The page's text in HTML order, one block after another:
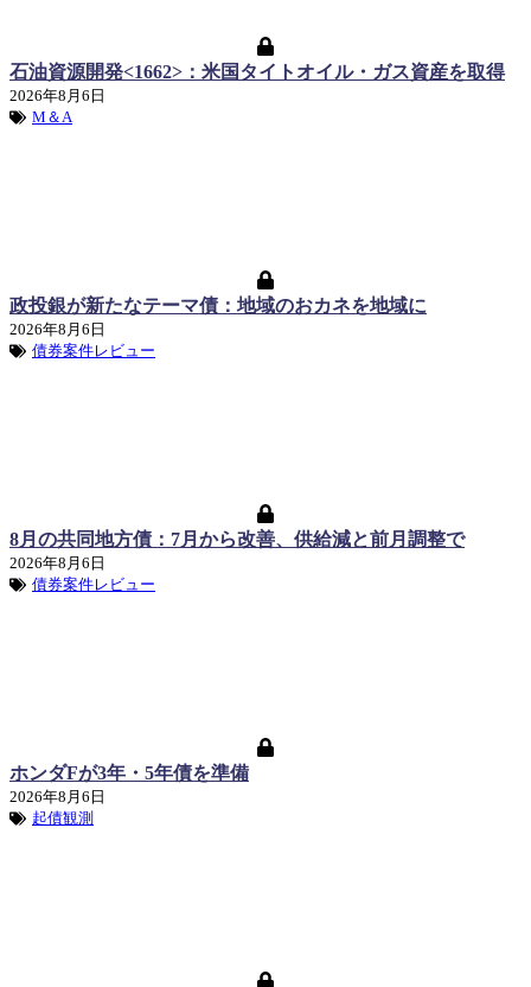
石油資源開発<1662>：米国タイトオイル・ガス資産を取得
2026年8月6日
M＆A
政投銀が新たなテーマ債：地域のおカネを地域に
2026年8月6日
債券案件レビュー
8月の共同地方債：7月から改善、供給減と前月調整で
2026年8月6日
債券案件レビュー
ホンダFが3年・5年債を準備
2026年8月6日
起債観測